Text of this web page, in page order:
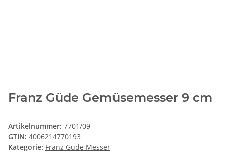
Franz Güde Gemüsemesser 9 cm
Artikelnummer: 7701/09
GTIN: 4006214770193
Kategorie: Franz Güde Messer